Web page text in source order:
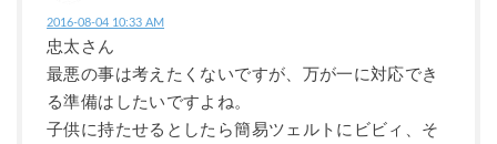
2016-08-04 10:33 AM
忠太さん
最悪の事は考えたくないですが、万が一に対応でき
る準備はしたいですよね。
子供に持たせるとしたら簡易ツェルトにビビィ、そ